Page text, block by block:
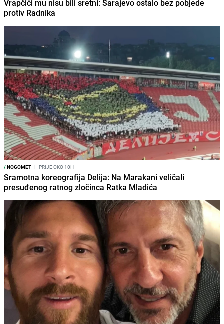
Vrapčići mu nisu bili sretni: Sarajevo ostalo bez pobjede
protiv Radnika
/NOGOMET I PRIJE OKO 10H
Sramotna koreografija Delija: Na Marakani veličali
presuđenog ratnog zločinca Ratka Mladića